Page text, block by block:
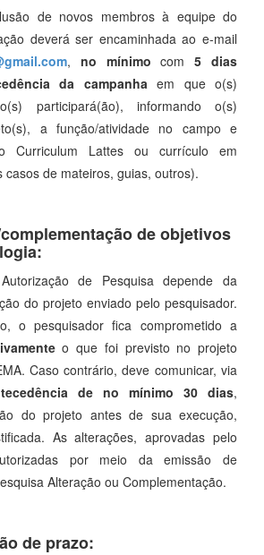
de novos membros à equipe do
deverá ser encaminhada ao e-mail
, no mínimocom5 dias
da campanhaem que o(s)
participará(ão), informando o(s)
a função/atividade no campo e
Curriculum Lattes ou currículo em
casos de mateiros, guias, outros).
de objetivos
de Pesquisa depende da
do projeto enviado pelo pesquisador.
o pesquisador fica comprometido a
o que foi previsto no projeto
Caso contrário, deve comunicar, via
de no mínimo 30 dias,
do projeto antes de sua execução,
As alterações, aprovadas pelo
por meio da emissão de
Alteração ou Complementação.
de prazo: